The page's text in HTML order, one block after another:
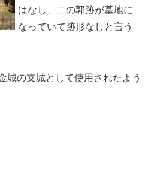
はなし、二の郭跡が墓地に
なっていて跡形なしと言う
城の支城として使用されたよう